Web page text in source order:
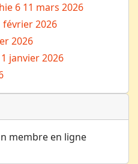
6 11 mars 2026
février 2026
2026
janvier 2026
membre en ligne